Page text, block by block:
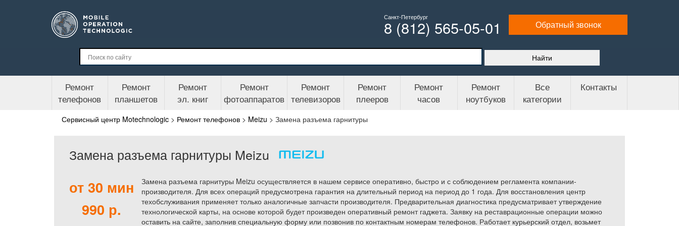
Санкт-Петербург
8 (812) 565-05-01 Обратный звонок
Ремонт
телефонов
Ремонт
планшетов
Ремонт
эл. книг
Ремонт
фотоаппаратов
Ремонт
телевизоров
Ремонт
плееров
Ремонт
часов
Ремонт
ноутбуков
Все
категории
Контакты
Сервисный центр Motechnologic > Ремонт телефонов > Meizu > Замена разъема гарнитуры
Замена разъема гарнитуры Meizu
от 30 мин
990 р.
Замена разъема гарнитуры Meizu осуществляется в нашем сервисе оперативно, быстро и с соблюдением регламента компании-
производителя. Для всех операций предусмотрена гарантия на длительный период на период до 1 года. Для восстановления центр
техобслуживания применяет только аналогичные запчасти производителя. Предварительная диагностика предусматривает утверждение
технологической карты, на основе которой будет произведен оперативный ремонт гаджета. Заявку на реставрационные операции можно
оставить на сайте, заполнив специальную форму или позвонив по контактным номерам телефонов. Работает курьерский отдел, возьмет